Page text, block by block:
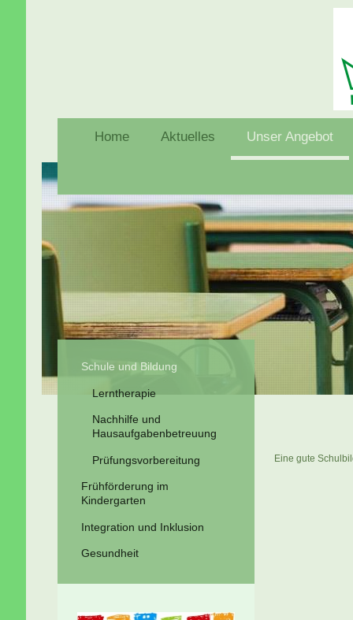
Home Aktuelles Unser Angebot
Eine gute
Schule und Bildung
Lerntherapie
Nachhilfe und
Hausaufgabenbetreuung
Prüfungsvorbereitung
Frühförderung im
Kindergarten
Integration und Inklusion
Gesundheit